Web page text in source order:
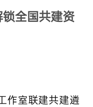
全国共建资
作室联建共建遴